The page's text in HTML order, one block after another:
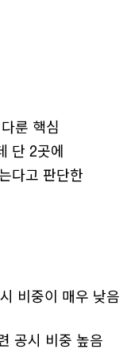
룬 핵심
단 2곳에
다고 판단한
비중이 매우 낮음
공시 비중 높음